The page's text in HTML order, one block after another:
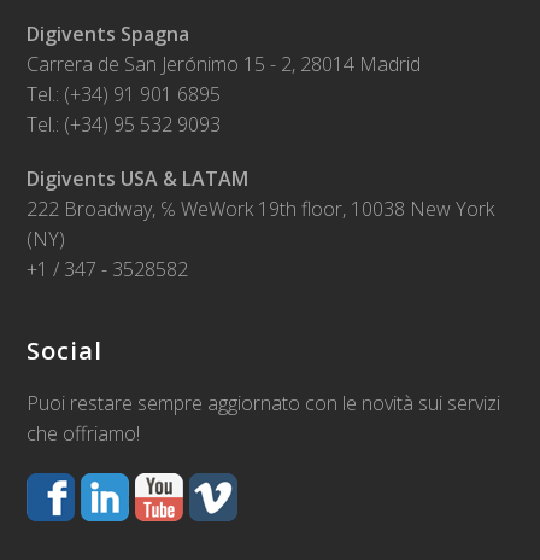
Digivents Spagna
Carrera de San Jerónimo 15 - 2, 28014 Madrid
Tel.: (+34) 91 901 6895
Tel.: (+34) 95 532 9093
Digivents USA & LATAM
222 Broadway, ℅ WeWork 19th floor, 10038 New York
(NY)
+1 / 347 - 3528582
Social
Puoi restare sempre aggiornato con le novità sui servizi
che offriamo!